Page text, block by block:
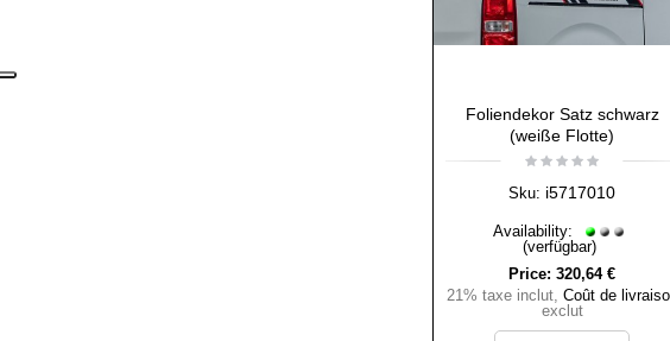
Foliendekor Satz schwarz
(weiße Flotte)
Sku: i5717010
Availability:
(verfügbar)
Price: 320,64 €
21% taxe inclut, Coût de
exclut